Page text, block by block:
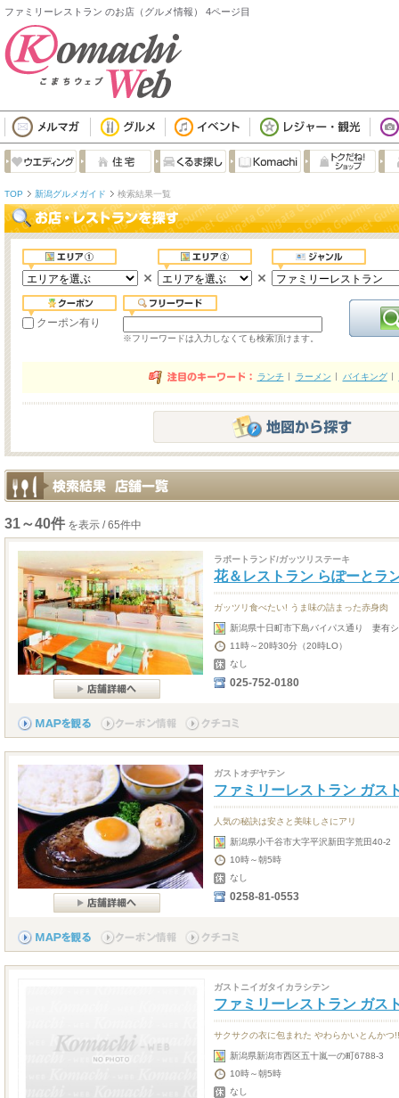
ファミリーレストラン のお店（グルメ情報） 4ページ目
TOP 新潟グルメガイド 検索結果一覧
クーポン有り
※フリーワードは入力しなくても検索頂けます。
ランチ ラーメン バイキング
31～40件 を表示 / 65件中
ラポートランド/ガッツリステーキ
花＆レストラン らぽーとラ
ガッツリ食べたい! うま味の詰まった赤身肉
新潟県十日町市下島バイパス通り 妻有
11時～20時30分（20時LO）
なし
025-752-0180
ガストオヂヤテン
ファミリーレストラン ガス
人気の秘訣は安さと美味しさにアリ
新潟県小千谷市大字平沢新田字荒田40-2
10時～朝5時
なし
0258-81-0553
ガストニイガタイカラシテン
ファミリーレストラン ガス
サクサクの衣に包まれた やわらかいとんかつ!!
新潟県新潟市西区五十嵐一の町6788-3
10時～朝5時
なし